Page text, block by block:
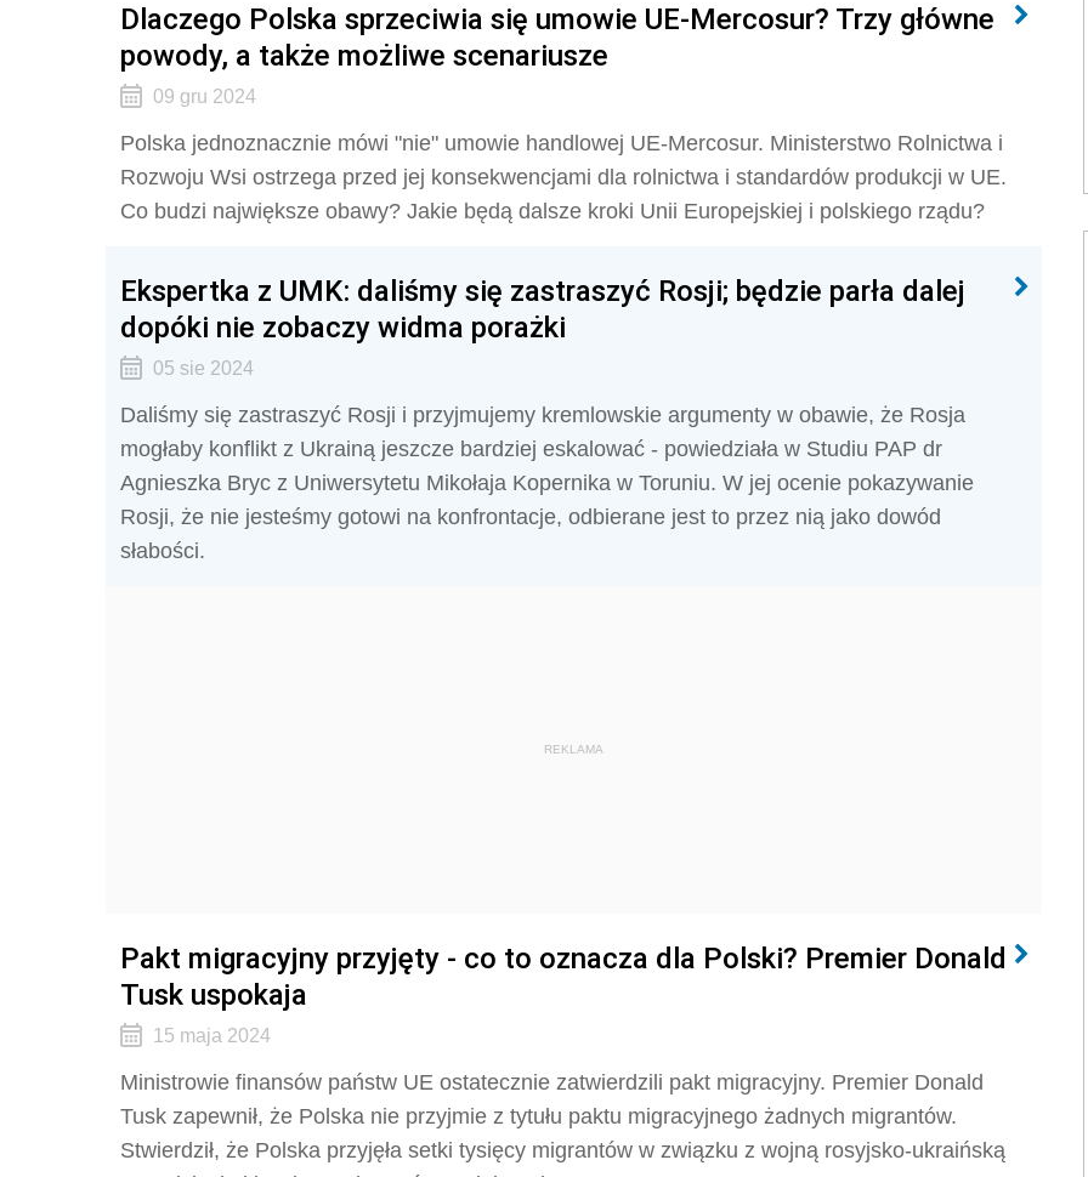
Dlaczego Polska sprzeciwia się umowie UE-Mercosur? Trzy główne
powody, a także możliwe scenariusze
09 gru 2024
Polska jednoznacznie mówi "nie" umowie handlowej UE-Mercosur. Ministerstwo Rolnictwa i
Rozwoju Wsi ostrzega przed jej konsekwencjami dla rolnictwa i standardów produkcji w UE.
Co budzi największe obawy? Jakie będą dalsze kroki Unii Europejskiej i polskiego rządu?
Ekspertka z UMK: daliśmy się zastraszyć Rosji; będzie parła dalej
dopóki nie zobaczy widma porażki
05 sie 2024
Daliśmy się zastraszyć Rosji i przyjmujemy kremlowskie argumenty w obawie, że Rosja
mogłaby konflikt z Ukrainą jeszcze bardziej eskalować - powiedziała w Studiu PAP dr
Agnieszka Bryc z Uniwersytetu Mikołaja Kopernika w Toruniu. W jej ocenie pokazywanie
Rosji, że nie jesteśmy gotowi na konfrontacje, odbierane jest to przez nią jako dowód
słabości.
REKLAMA
Pakt migracyjny przyjęty - co to oznacza dla Polski? Premier Donald
Tusk uspokaja
15 maja 2024
Ministrowie finansów państw UE ostatecznie zatwierdzili pakt migracyjny. Premier Donald
Tusk zapewnił, że Polska nie przyjmie z tytułu paktu migracyjnego żadnych migrantów.
Stwierdził, że Polska przyjęła setki tysięcy migrantów w związku z wojną rosyjsko-ukraińską